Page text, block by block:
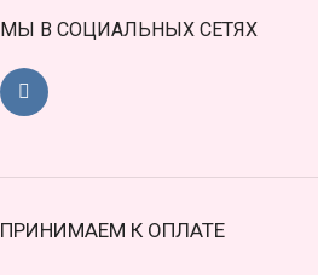
МЫ В СОЦИАЛЬНЫХ СЕТЯХ
ПРИНИМАЕМ К ОПЛАТЕ